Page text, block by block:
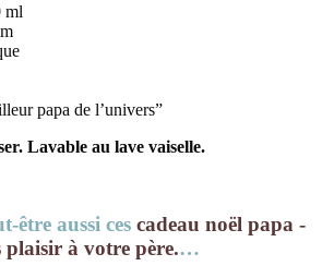
ml
papa de l’univers”
Lavable au lave vaiselle.
être aussi ces cadeau noël papa -
plaisir à votre père.…